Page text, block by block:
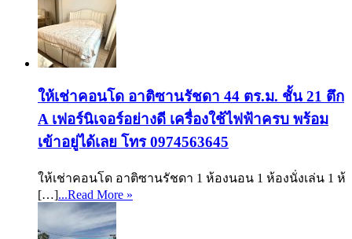
ให้เช่าคอนโด อาติซานรัชดา 44 ตร.ม. ชั้น 21 ตึก
A เฟอร์นิเจอร์อย่างดี เครื่องใช้ไฟฟ้าครบ พร้อม
เข้าอยู่ได้เลย โทร 0974563645
ให้เช่าคอนโด อาติซานรัชดา 1 ห้องนอน 1 ห้องนั่งเล่น 1 ห้
[…]...Read More »